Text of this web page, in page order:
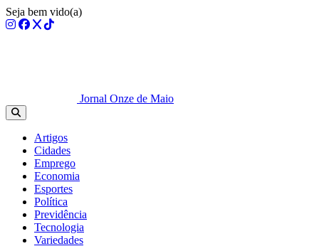
Seja bem vido(a)
Jornal Onze de Maio
Artigos
Cidades
Emprego
Economia
Esportes
Política
Previdência
Tecnologia
Variedades